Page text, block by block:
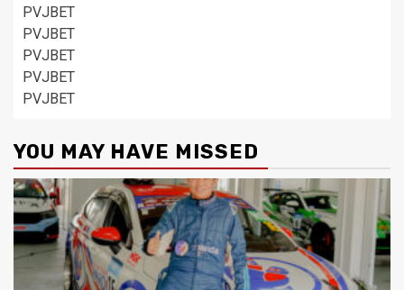
PVJBET
PVJBET
PVJBET
PVJBET
PVJBET
YOU MAY HAVE MISSED